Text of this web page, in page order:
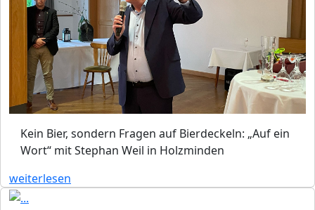
Kein Bier, sondern Fragen auf Bierdeckeln: „Auf ein
Wort“ mit Stephan Weil in Holzminden
weiterlesen